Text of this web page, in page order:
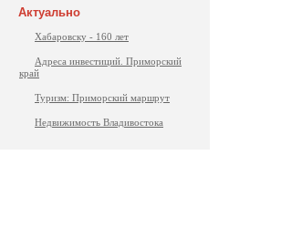
Актуально
Хабаровску - 160 лет
Адреса инвестиций. Приморский
край
Туризм: Приморский маршрут
Недвижимость Владивостока